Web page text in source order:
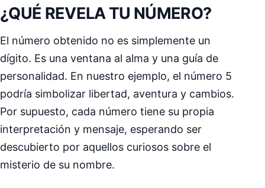
¿QUÉ REVELA TU NÚMERO?
El número obtenido no es simplemente un
dígito. Es una ventana al alma y una guía de
personalidad. En nuestro ejemplo, el número 5
podría simbolizar libertad, aventura y cambios.
Por supuesto, cada número tiene su propia
interpretación y mensaje, esperando ser
descubierto por aquellos curiosos sobre el
misterio de su nombre.